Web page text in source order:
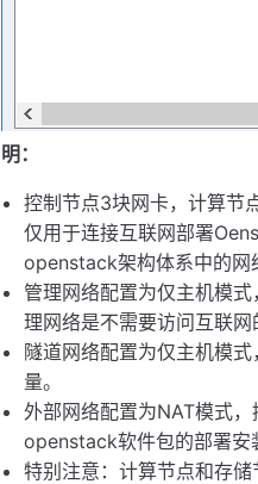
明：
控制节点3块网卡，计算节
仅用于连接互联网部署
openstack架构体系中的网
管理网络配置为仅主机模
理网络是不需要访问互联
隧道网络配置为仅主机模
量。
外部网络配置为NAT模式
openstack软件包的部署安
特别注意：计算节点和存